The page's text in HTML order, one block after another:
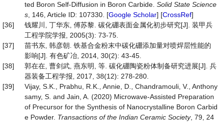
ted Boron Self-Diffusion in Boron Carbide. Solid State Science
s , 146, Article ID: 107330. [Google Scholar] [CrossRef]
[36]
钱耀川, 丁华东, 傅苏黎. 碳化硼表面金属化初步研究[J]. 装甲兵
工程学院学报, 2005(3): 73-75.
[37]
苗书东, 韩彦朝. 铁基合金粉末中碳化硼添加量对喷焊层性能的
影响[J]. 有色矿冶, 2014, 30(2): 43-45.
[38]
郭在在, 曹剑武, 燕东明, 等. 碳化硼陶瓷粉体制备研究进展[J]. 兵
器装备工程学报, 2017, 38(12): 278-280.
[39]
Vijay, S.K., Prabhu, R.K., Annie, D., Chandramouli, V., Anthony
samy, S. and Jain, A. (2020) Microwave-Assisted Preparation
of Precursor for the Synthesis of Nanocrystalline Boron Carbid
e Powder. Transactions of the Indian Ceramic Society, 79, 24